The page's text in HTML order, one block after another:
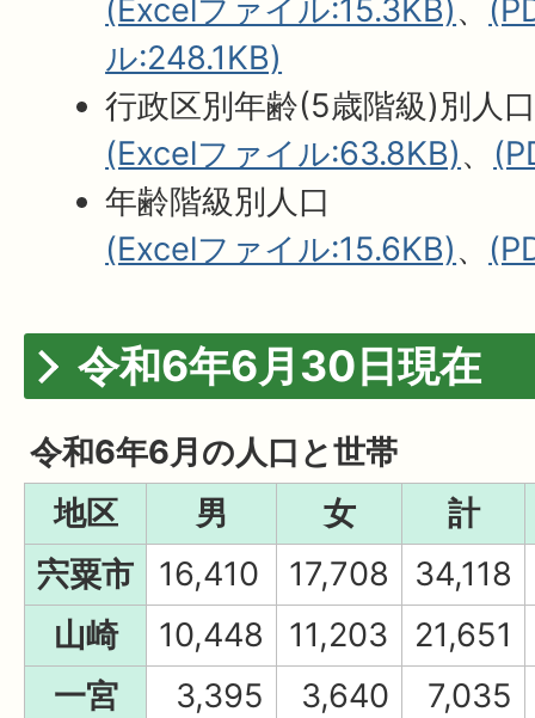
(Excelファイル:15.3KB)、
ル:248.1KB)
行政区別年齢(5歳階級)別人
(Excelファイル:63.8KB)、
年齢階級別人口
(Excelファイル:15.6KB)、
令和6年6月30日現在
令和6年6月の人口と世帯
地区
男 女
計
宍粟市
16,410 17,708
34,118
山崎
10,448 11,203
21,651
一宮
3,395 3,640
7,035